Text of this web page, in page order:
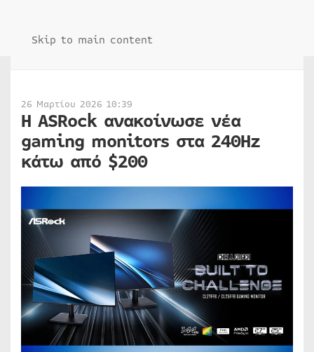
Skip to main content
26 Μαρτίου 2026 10:39
Η ASRock ανακοίνωσε νέα
gaming monitors στα 240Hz
κάτω από $200